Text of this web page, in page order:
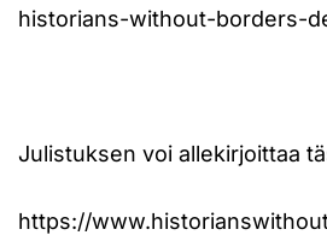
historians-without-borders-
Julistuksen voi allekirjoittaa
https://